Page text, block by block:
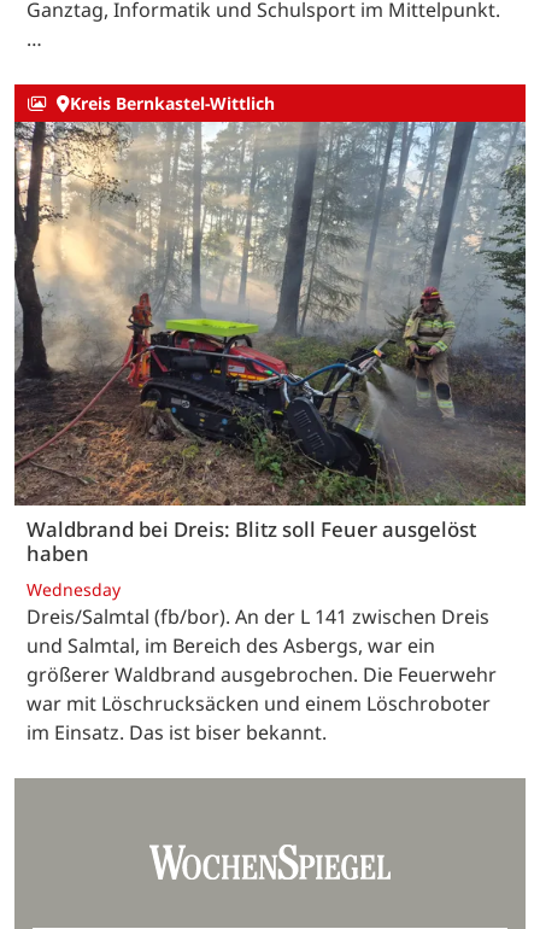
Ganztag, Informatik und Schulsport im Mittelpunkt.
…
Kreis Bernkastel-Wittlich
Waldbrand bei Dreis: Blitz soll Feuer ausgelöst
haben
Wednesday
Dreis/Salmtal (fb/bor). An der L 141 zwischen Dreis
und Salmtal, im Bereich des Asbergs, war ein
größerer Waldbrand ausgebrochen. Die Feuerwehr
war mit Löschrucksäcken und einem Löschroboter
im Einsatz. Das ist biser bekannt.